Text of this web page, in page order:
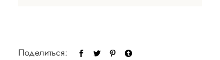
Поделиться: